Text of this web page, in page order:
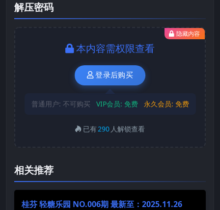
解压密码
隐藏内容
本内容需权限查看
登录后购买
普通用户: 不可购买 VIP会员: 免费 永久会员: 免费
已有290 人解锁查看
相关推荐
桂芬 轻糖乐园 NO.006期 最新至：2025.11.26